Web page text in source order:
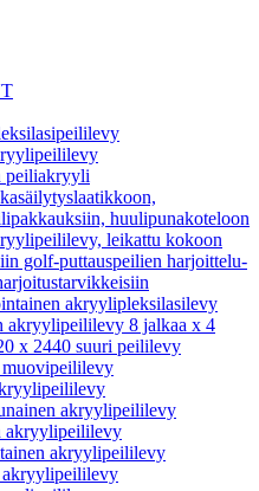
peiliakryyli
huulipunakoteloon
leikattu kokoon
golf-puttauspeilien harjoittelu-
akryylipleksilasilevy
akryylipeililevy 8 jalkaa x 4
x 2440 suuri peililevy
akryylipeililevy
akryylipeililevy
akryylipeililevy
akryylipeililevy